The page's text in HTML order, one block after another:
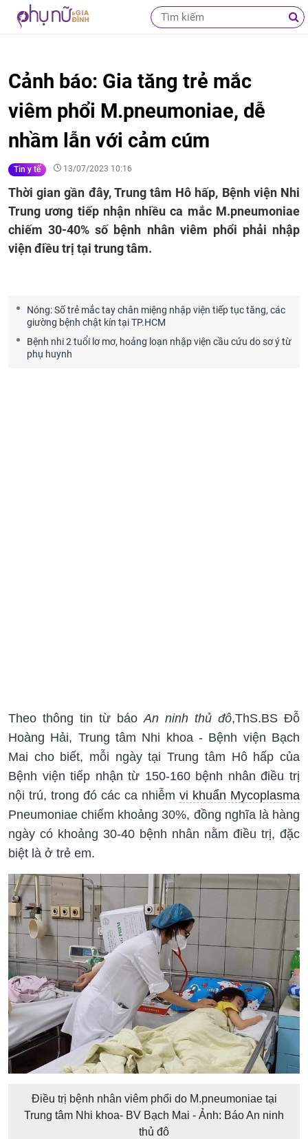
Cảnh báo: Gia tăng trẻ mắc
viêm phổi M.pneumoniae, dễ
nhầm lẫn với cảm cúm
Tin y tế 13/07/2023 10:16
Thời gian gần đây, Trung tâm Hô hấp, Bệnh viện Nhi
Trung ương tiếp nhận nhiều ca mắc M.pneumoniae
chiếm 30-40% số bệnh nhân viêm phổi phải nhập
viện điều trị tại trung tâm.
Nóng: Số trẻ mắc tay chân miệng nhập viện tiếp tục tăng, các
giường bệnh chật kín tại TP.HCM
Bệnh nhi 2 tuổi lơ mơ, hoảng loạn nhập viện cầu cứu do sơ ý từ
phụ huynh
Theo thông tin từ báo An ninh thủ đô,ThS.BS Đỗ
Hoàng Hải, Trung tâm Nhi khoa - Bệnh viện Bạch
Mai cho biết, mỗi ngày tại Trung tâm Hô hấp của
Bệnh viện tiếp nhận từ 150-160 bệnh nhân điều trị
nội trú, trong đó các ca nhiễm vi khuẩn Mycoplasma
Pneumoniae chiếm khoảng 30%, đồng nghĩa là hàng
ngày có khoảng 30-40 bệnh nhân nằm điều trị, đặc
biệt là ở trẻ em.
Điều trị bệnh nhân viêm phổi do M.pneumoniae tại
Trung tâm Nhi khoa- BV Bạch Mai - Ảnh: Báo An ninh
thủ đô